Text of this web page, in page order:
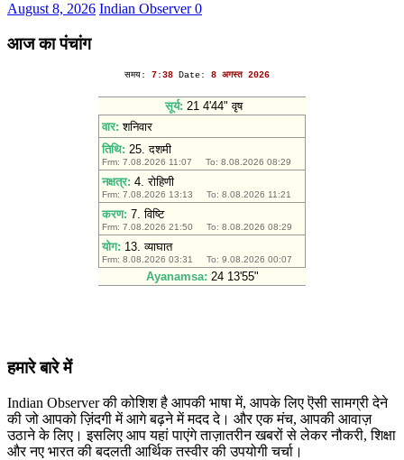
August 8, 2026 Indian Observer0
आज का पंचांग
हमारे बारे में
Indian Observer की कोशिश है आपकी भाषा में, आपके लिए ऎसी सामग्री देने
की जो आपको ज़िंदगी में आगे बढ़ने में मदद दे। और एक मंच, आपकी आवाज़
उठाने के लिए। इसलिए आप यहां पाएंगे ताज़ातरीन खबरों से लेकर नौकरी, शिक्षा
और नए भारत की बदलती आर्थिक तस्वीर की उपयोगी चर्चा।